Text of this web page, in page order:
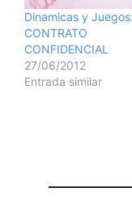
profesionales y
organizacionales con
referencia a las
relaciones sexuales
tienen lugar entre los
miembros de una
Dinamicas y Juegos:
CONTRATO
CONFIDENCIAL
27/06/2012
Entrada similar